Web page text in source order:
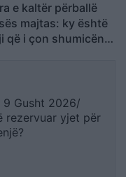
e kaltër përballë
majtas: ky është
që i çon shumicën
Gusht 2026/
rezervuar yjet për